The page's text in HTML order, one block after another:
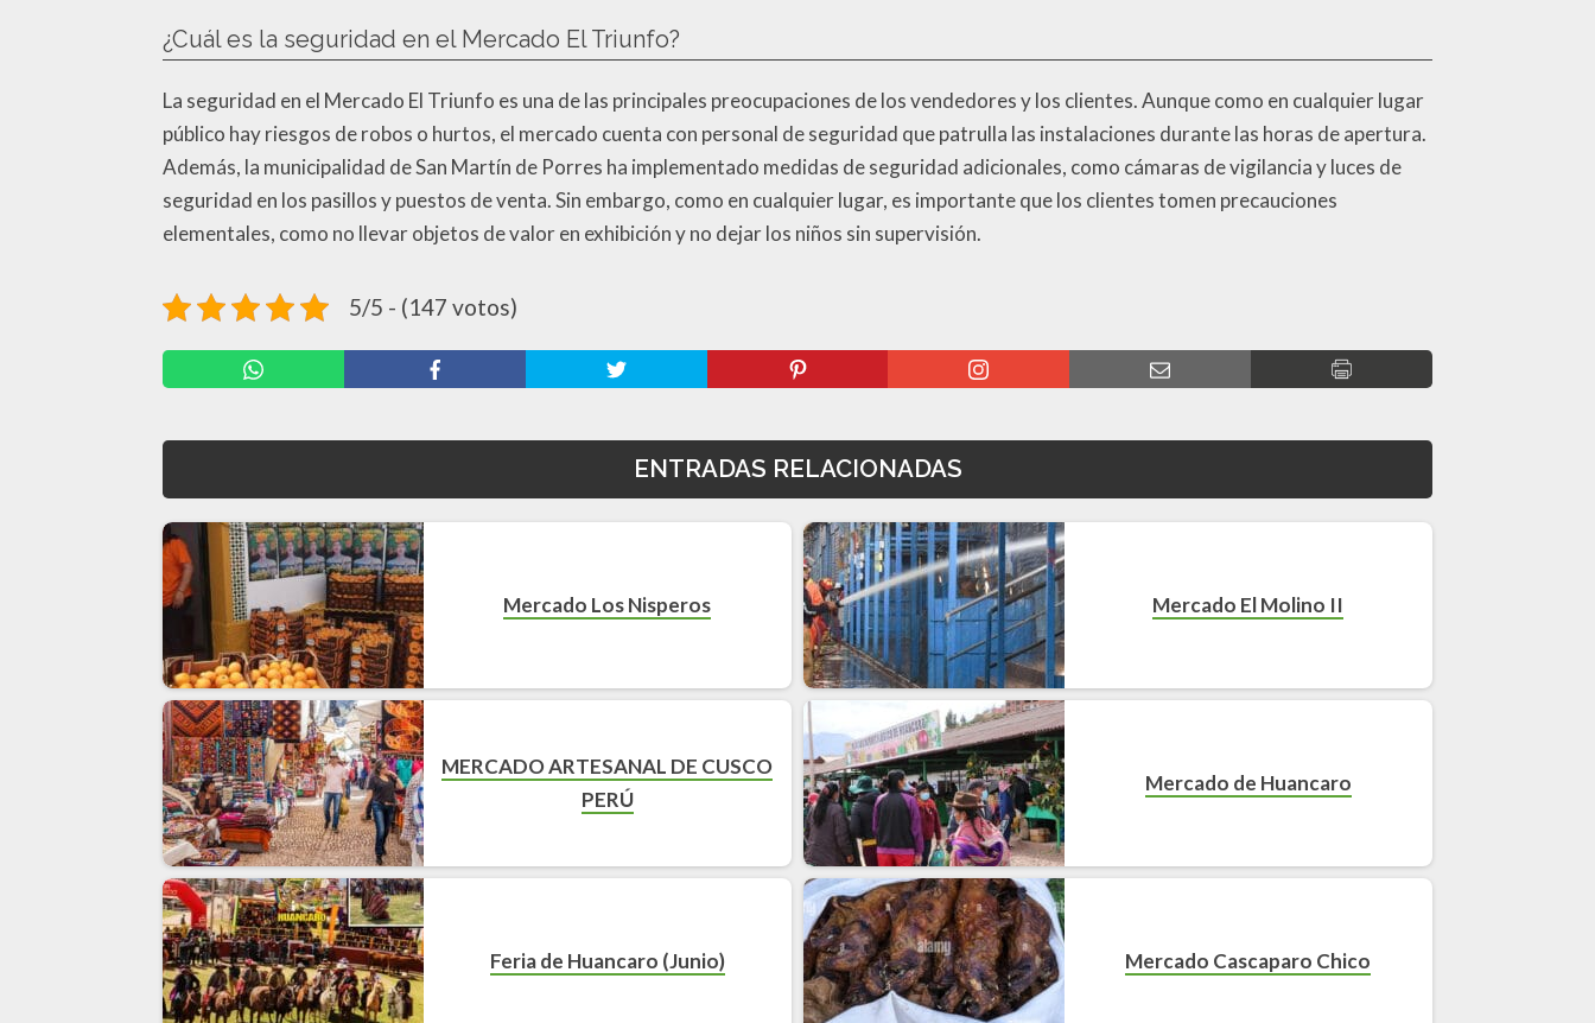
¿Cuál es la seguridad en el Mercado El Triunfo?
La seguridad en el Mercado El Triunfo es una de las principales preocupaciones de los vendedores y los clientes. Aunque como en cualquier lugar
público hay riesgos de robos o hurtos, el mercado cuenta con personal de seguridad que patrulla las instalaciones durante las horas de apertura.
Además, la municipalidad de San Martín de Porres ha implementado medidas de seguridad adicionales, como cámaras de vigilancia y luces de
seguridad en los pasillos y puestos de venta. Sin embargo, como en cualquier lugar, es importante que los clientes tomen precauciones
elementales, como no llevar objetos de valor en exhibición y no dejar los niños sin supervisión.
5/5 - (147 votos)
ENTRADAS RELACIONADAS
Mercado Los Nisperos Mercado El Molino II
MERCADO ARTESANAL DE CUSCO
PERÚ
Mercado de Huancaro
Feria de Huancaro (Junio) Mercado Cascaparo Chico